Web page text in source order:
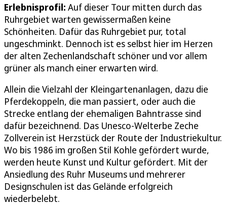
Erlebnisprofil: Auf dieser Tour mitten durch das
Ruhrgebiet warten gewissermaßen keine
Schönheiten. Dafür das Ruhrgebiet pur, total
ungeschminkt. Dennoch ist es selbst hier im Herzen
der alten Zechenlandschaft schöner und vor allem
grüner als manch einer erwarten wird.
Allein die Vielzahl der Kleingartenanlagen, dazu die
Pferdekoppeln, die man passiert, oder auch die
Strecke entlang der ehemaligen Bahntrasse sind
dafür bezeichnend. Das Unesco-Welterbe Zeche
Zollverein ist Herzstück der Route der Industriekultur.
Wo bis 1986 im großen Stil Kohle gefördert wurde,
werden heute Kunst und Kultur gefördert. Mit der
Ansiedlung des Ruhr Museums und mehrerer
Designschulen ist das Gelände erfolgreich
wiederbelebt.